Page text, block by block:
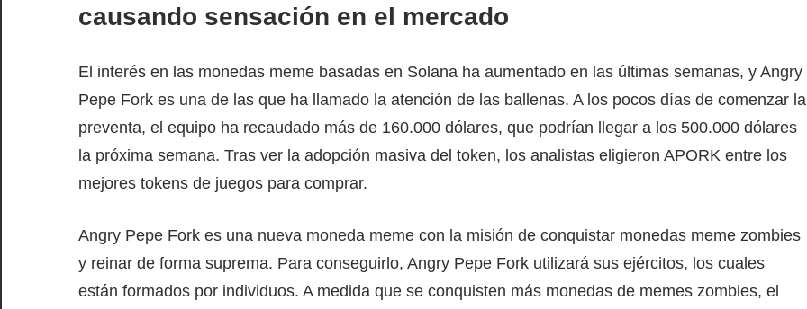
causando sensación en el mercado
El interés en las monedas meme basadas en Solana ha aumentado en las últimas semanas, y Angry
Pepe Fork es una de las que ha llamado la atención de las ballenas. A los pocos días de comenzar la
preventa, el equipo ha recaudado más de 160.000 dólares, que podrían llegar a los 500.000 dólares
la próxima semana. Tras ver la adopción masiva del token, los analistas eligieron APORK entre los
mejores tokens de juegos para comprar.
Angry Pepe Fork es una nueva moneda meme con la misión de conquistar monedas meme zombies
y reinar de forma suprema. Para conseguirlo, Angry Pepe Fork utilizará sus ejércitos, los cuales
están formados por individuos. A medida que se conquisten más monedas de memes zombies, el